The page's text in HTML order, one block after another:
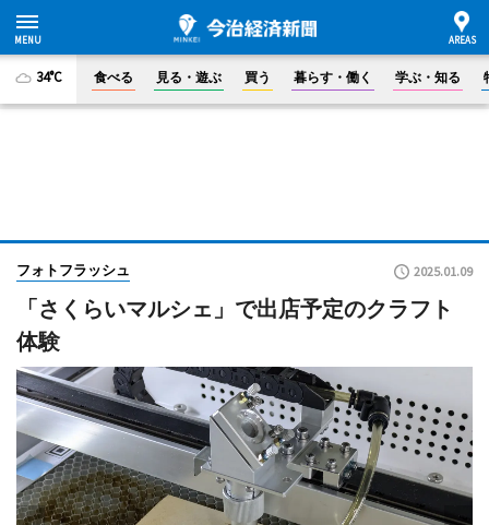
34°C 食べる 見る・遊ぶ 買う 暮らす・働く 学ぶ・知る
フォトフラッシュ 2025.01.09
「さくらいマルシェ」で出店予定のクラフト
体験